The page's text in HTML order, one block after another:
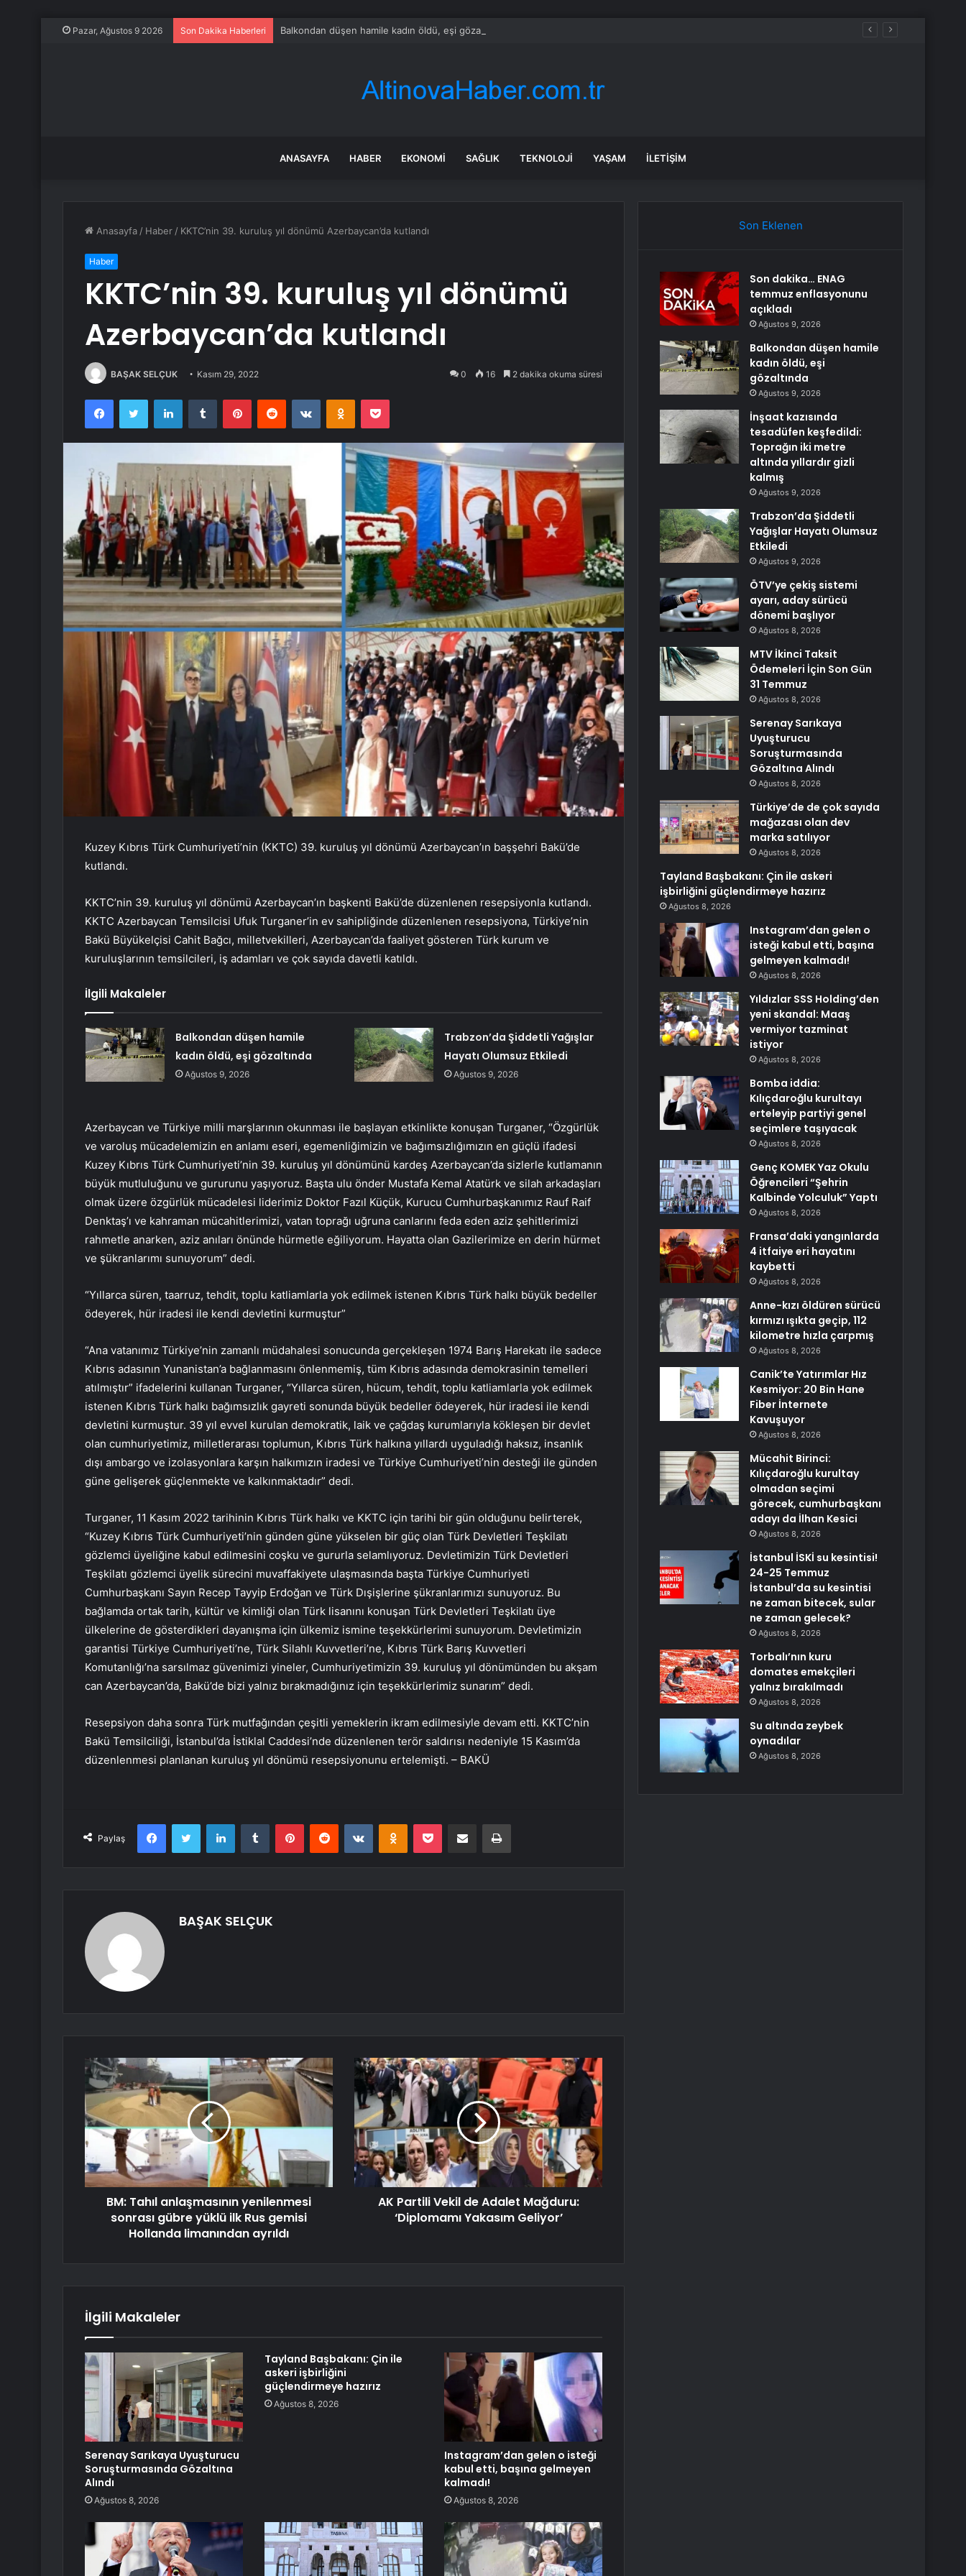
Pazar, Ağustos 9 2026 Son Dakika Haberleri Balkondan düşen hamile kadın öldü, eşi gözaltında
ANASAYFA HABER EKONOMI SAĞLIK TEKNOLOJI YAŞAM İLETIŞIM
Anasayfa / Haber / KKTC’nin 39. kuruluş yıl dönümü Azerbaycan’da kutlandı
Haber
KKTC’nin 39. kuruluş yıl dönümü
Azerbaycan’da kutlandı
BAŞAK SELÇUK Kasım 29, 2022 0 16 2 dakika okuma süresi
FacebookTwitter LinkedInTumblr PinterestReddit VKontakteOdnoklassniki
Pocket
Kuzey Kıbrıs Türk Cumhuriyeti’nin (KKTC) 39. kuruluş yıl dönümü Azerbaycan’ın başşehri Bakü’de
kutlandı.
KKTC’nin 39. kuruluş yıl dönümü Azerbaycan’ın başkenti Bakü’de düzenlenen resepsiyonla kutlandı.
KKTC Azerbaycan Temsilcisi Ufuk Turganer’in ev sahipliğinde düzenlenen resepsiyona, Türkiye’nin
Bakü Büyükelçisi Cahit Bağcı, milletvekilleri, Azerbaycan’da faaliyet gösteren Türk kurum ve
kuruluşlarının temsilcileri, iş adamları ve çok sayıda davetli katıldı.
İlgili Makaleler
Balkondan düşen hamile
kadın öldü, eşi gözaltında
Ağustos 9, 2026
Trabzon’da Şiddetli Yağışlar
Hayatı Olumsuz Etkiledi
Ağustos 9, 2026
Azerbaycan ve Türkiye milli marşlarının okunması ile başlayan etkinlikte konuşan Turganer, “Özgürlük
ve varoluş mücadelemizin en anlamı eseri, egemenliğimizin ve bağımsızlığımızın en güçlü ifadesi
Kuzey Kıbrıs Türk Cumhuriyeti’nin 39. kuruluş yıl dönümünü kardeş Azerbaycan’da sizlerle kutlamanın
büyük mutluluğunu ve gururunu yaşıyoruz. Başta ulu önder Mustafa Kemal Atatürk ve silah arkadaşları
olmak üzere özgürlük mücadelesi liderimiz Doktor Fazıl Küçük, Kurucu Cumhurbaşkanımız Rauf Raif
Denktaş’ı ve kahraman mücahitlerimizi, vatan toprağı uğruna canlarını feda eden aziz şehitlerimizi
rahmetle anarken, aziz anıları önünde hürmetle eğiliyorum. Hayatta olan Gazilerimize en derin hürmet
ve şükranlarımı sunuyorum” dedi.
“Yıllarca süren, taarruz, tehdit, toplu katliamlarla yok edilmek istenen Kıbrıs Türk halkı büyük bedeller
ödeyerek, hür iradesi ile kendi devletini kurmuştur”
“Ana vatanımız Türkiye’nin zamanlı müdahalesi sonucunda gerçekleşen 1974 Barış Harekatı ile sadece
Kıbrıs adasının Yunanistan’a bağlanmasını önlenmemiş, tüm Kıbrıs adasında demokrasinin temelleri
atılmıştır” ifadelerini kullanan Turganer, “Yıllarca süren, hücum, tehdit, toplu katliamlarla yok edilmek
istenen Kıbrıs Türk halkı bağımsızlık gayreti sonunda büyük bedeller ödeyerek, hür iradesi ile kendi
devletini kurmuştur. 39 yıl evvel kurulan demokratik, laik ve çağdaş kurumlarıyla kökleşen bir devlet
olan cumhuriyetimiz, milletlerarası toplumun, Kıbrıs Türk halkına yıllardı uyguladığı haksız, insanlık
dışı ambargo ve izolasyonlara karşın halkımızın iradesi ve Türkiye Cumhuriyeti’nin desteği ile günden
güne gelişerek güçlenmekte ve kalkınmaktadır” dedi.
Turganer, 11 Kasım 2022 tarihinin Kıbrıs Türk halkı ve KKTC için tarihi bir gün olduğunu belirterek,
“Kuzey Kıbrıs Türk Cumhuriyeti’nin günden güne yükselen bir güç olan Türk Devletleri Teşkilatı
gözlemci üyeliğine kabul edilmesini coşku ve gururla selamlıyoruz. Devletimizin Türk Devletleri
Teşkilatı gözlemci üyelik sürecini muvaffakiyete ulaşmasında başta Türkiye Cumhuriyeti
Cumhurbaşkanı Sayın Recep Tayyip Erdoğan ve Türk Dışişlerine şükranlarımızı sunuyoruz. Bu
bağlamda ortak tarih, kültür ve kimliği olan Türk lisanını konuşan Türk Devletleri Teşkilatı üye
ülkelerine de gösterdikleri dayanışma için ülkemiz ismine teşekkürlerimi sunuyorum. Devletimizin
garantisi Türkiye Cumhuriyeti’ne, Türk Silahlı Kuvvetleri’ne, Kıbrıs Türk Barış Kuvvetleri
Komutanlığı’na sarsılmaz güvenimizi yineler, Cumhuriyetimizin 39. kuruluş yıl dönümünden bu akşam
can Azerbaycan’da, Bakü’de bizi yalnız bırakmadığınız için teşekkürlerimiz sunarım” dedi.
Resepsiyon daha sonra Türk mutfağından çeşitli yemeklerin ikram edilmesiyle devam etti. KKTC’nin
Bakü Temsilciliği, İstanbul’da İstiklal Caddesi’nde düzenlenen terör saldırısı nedeniyle 15 Kasım’da
düzenlenmesi planlanan kuruluş yıl dönümü resepsiyonunu ertelemişti. – BAKÜ
Paylaş
FacebookTwitter LinkedInTumblr PinterestReddit VKontakteOdnoklassniki
Pocket E-Posta ile paylaş Yazdır
BAŞAK SELÇUK
BM: Tahıl anlaşmasının yenilenmesi
sonrası gübre yüklü ilk Rus gemisi
Hollanda limanından ayrıldı
AK Partili Vekil de Adalet Mağduru:
‘Diplomamı Yakasım Geliyor’
İlgili Makaleler
Serenay Sarıkaya Uyuşturucu
Soruşturmasında Gözaltına
Alındı
Ağustos 8, 2026
Tayland Başbakanı: Çin ile
askeri işbirliğini
güçlendirmeye hazırız
Ağustos 8, 2026
Instagram’dan gelen o isteği
kabul etti, başına gelmeyen
kalmadı!
Ağustos 8, 2026
Son Eklenen
Son dakika… ENAG
temmuz enflasyonunu
açıkladı
Ağustos 9, 2026
Balkondan düşen hamile
kadın öldü, eşi
gözaltında
Ağustos 9, 2026
İnşaat kazısında
tesadüfen keşfedildi:
Toprağın iki metre
altında yıllardır gizli
kalmış
Ağustos 9, 2026
Trabzon’da Şiddetli
Yağışlar Hayatı Olumsuz
Etkiledi
Ağustos 9, 2026
ÖTV’ye çekiş sistemi
ayarı, aday sürücü
dönemi başlıyor
Ağustos 8, 2026
MTV İkinci Taksit
Ödemeleri İçin Son Gün
31 Temmuz
Ağustos 8, 2026
Serenay Sarıkaya
Uyuşturucu
Soruşturmasında
Gözaltına Alındı
Ağustos 8, 2026
Türkiye’de de çok sayıda
mağazası olan dev
marka satılıyor
Ağustos 8, 2026
Tayland Başbakanı: Çin ile askeri
işbirliğini güçlendirmeye hazırız
Ağustos 8, 2026
Instagram’dan gelen o
isteği kabul etti, başına
gelmeyen kalmadı!
Ağustos 8, 2026
Yıldızlar SSS Holding’den
yeni skandal: Maaş
vermiyor tazminat
istiyor
Ağustos 8, 2026
Bomba iddia:
Kılıçdaroğlu kurultayı
erteleyip partiyi genel
seçimlere taşıyacak
Ağustos 8, 2026
Genç KOMEK Yaz Okulu
Öğrencileri “Şehrin
Kalbinde Yolculuk” Yaptı
Ağustos 8, 2026
Fransa’daki yangınlarda
4 itfaiye eri hayatını
kaybetti
Ağustos 8, 2026
Anne-kızı öldüren sürücü
kırmızı ışıkta geçip, 112
kilometre hızla çarpmış
Ağustos 8, 2026
Canik’te Yatırımlar Hız
Kesmiyor: 20 Bin Hane
Fiber İnternete
Kavuşuyor
Ağustos 8, 2026
Mücahit Birinci:
Kılıçdaroğlu kurultay
olmadan seçimi
görecek, cumhurbaşkanı
adayı da İlhan Kesici
Ağustos 8, 2026
İstanbul İSKİ su kesintisi!
24-25 Temmuz
İstanbul’da su kesintisi
ne zaman bitecek, sular
ne zaman gelecek?
Ağustos 8, 2026
Torbalı’nın kuru
domates emekçileri
yalnız bırakılmadı
Ağustos 8, 2026
Su altında zeybek
oynadılar
Ağustos 8, 2026